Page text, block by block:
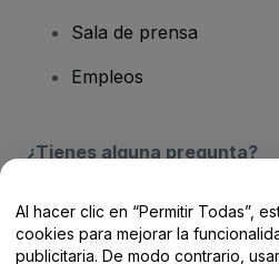
Sala de prensa
Empleos
¿Tienes alguna pregunta?
Centro de Ayuda /
Al hacer clic en “Permitir Todas”,
cookies para mejorar la
publicitaria. De modo contrario,